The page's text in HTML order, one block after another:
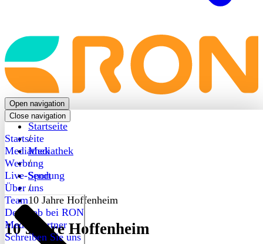
Back
to
frontpage
Open navigation
Close navigation
Startseite
Mediathek
Werbung
Live-Sendung
Über uns
Team
Dein Job bei RON
Medienpartner
Schreiben Sie uns
Startseite
/
Mediathek
/
Sport
/
10 Jahre Hoffenheim
10 Jahre Hoffenheim